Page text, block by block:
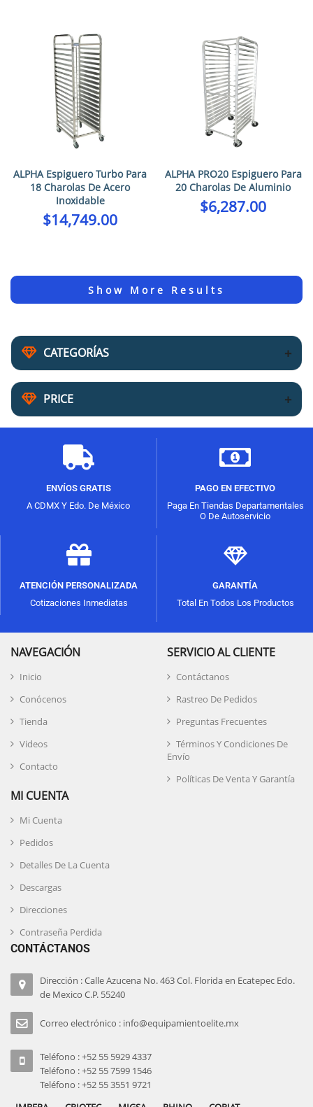
CATEGORÍAS
PRICE
ALPHA Espiguero Turbo Para
18 Charolas De Acero
Inoxidable
$14,749.00
ALPHA PRO20 Espiguero Para
20 Charolas De Aluminio
$6,287.00
ENVÍOS GRATIS
A CDMX Y Edo. De México
PAGO EN EFECTIVO
Paga En Tiendas Departamentales
O De Autoservicio
ATENCIÓN PERSONALIZADA
Cotizaciones Inmediatas
GARANTÍA
Total En Todos Los Productos
NAVEGACIÓN
Inicio
Conócenos
Tienda
Videos
Contacto
SERVICIO AL CLIENTE
Contáctanos
Rastreo De Pedidos
Preguntas Frecuentes
Términos Y Condiciones De
Envío
Políticas De Venta Y Garantía
MI CUENTA
Mi Cuenta
Pedidos
Detalles De La Cuenta
Descargas
Direcciones
Contraseña Perdida
CONTÁCTANOS
Dirección : Calle Azucena No. 463 Col. Florida en Ecatepec Edo.
de Mexico C.P. 55240
Correo electrónico : info@equipamientoelite.mx
Teléfono : +52 55 5929 4337
Teléfono : +52 55 7599 1546
Teléfono : +52 55 3551 9721